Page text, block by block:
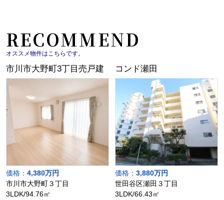
RECOMMEND
オススメ物件はこちらです。
市川市大野町3丁目売戸建
価格： 4,380万円
市川市大野町３丁目
3LDK/94.76㎡
コンド瀬田
価格： 3,880万円
世田谷区瀬田３丁目
3LDK/66.43㎡